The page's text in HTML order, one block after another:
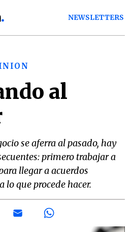
NEWSLETTERS
al
se aferra al pasado, hay
primero trabajar a
llegar a acuerdos
lo que procede hacer.